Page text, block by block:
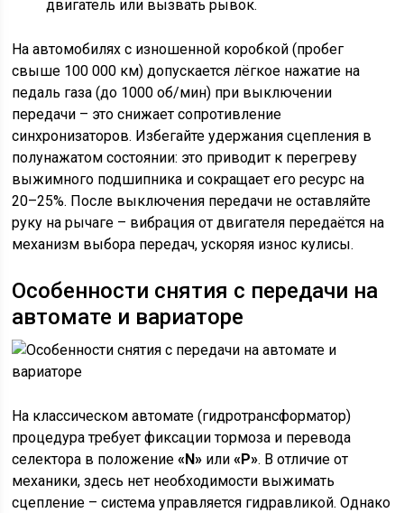
двигатель или вызвать рывок.
На автомобилях с изношенной коробкой (пробег
свыше 100 000 км) допускается лёгкое нажатие на
педаль газа (до 1000 об/мин) при выключении
передачи – это снижает сопротивление
синхронизаторов. Избегайте удержания сцепления в
полунажатом состоянии: это приводит к перегреву
выжимного подшипника и сокращает его ресурс на
20–25%. После выключения передачи не оставляйте
руку на рычаге – вибрация от двигателя передаётся на
механизм выбора передач, ускоряя износ кулисы.
Особенности снятия с передачи на
автомате и вариаторе
На классическом автомате (гидротрансформатор)
процедура требует фиксации тормоза и перевода
селектора в положение«N» или«P». В отличие от
механики, здесь нет необходимости выжимать
сцепление – система управляется гидравликой. Однако